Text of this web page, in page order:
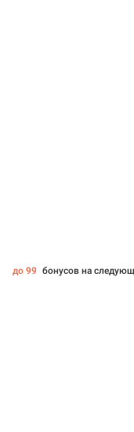
до 99 бонусов на